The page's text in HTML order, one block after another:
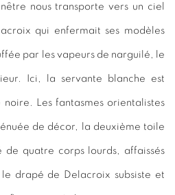
nous transporte vers un ciel
qui enfermait ses modèles
par les vapeurs de narguilé, le
Ici, la servante blanche est
Les fantasmes orientalistes
de décor, la deuxième toile
de quatre corps lourds, affaissés
le drapé de Delacroix subsiste et